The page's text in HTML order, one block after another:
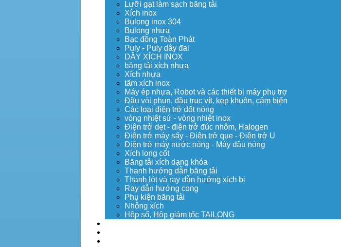
Lưỡi gạt làm sạch băng tải
Xích inox
Bulong inox 304
Bulong nhựa
Bạc đồng Toàn Phát
Puly - Puly dây đai
DÂY XÍCH INOX
băng tải xích nhựa
Xích nhựa
tấm xích inox
Máy ép nhựa, Robot và các thiết bị máy phụ trợ
Đầu vòi phun, đầu trục vít, kẹp khuôn, cảm biến
Các loại điện trở đốt nóng
vòng nhiệt sứ - vòng nhiệt inox
Điện trở dẹt - điện trở đúc nhôm, Halogen
Điện trở máy sấy - Điện trở que - Điện trở U
Điện trở máy nước nóng - Máy dầu nóng
Xích long cốt
Băng tải xích dạng khóa
Thanh hướng dẫn băng tải
Thanh lót và ray dẫn hướng xích bi
Ray dẫn hướng cong
Phụ kiện băng tải
Nhông xích
Hộp số, Hộp giảm tốc TAILONG